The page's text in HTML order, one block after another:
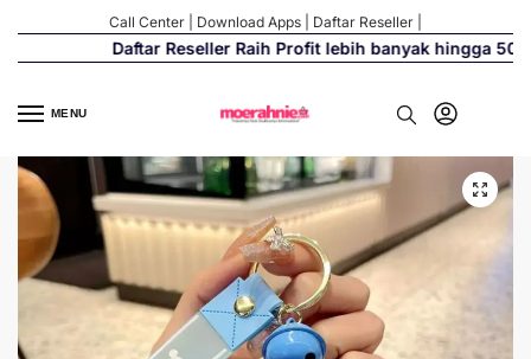
Call Center Download Apps Daftar Reseller
Daftar Reseller Raih Profit lebih banyak hingga 500%
MENU